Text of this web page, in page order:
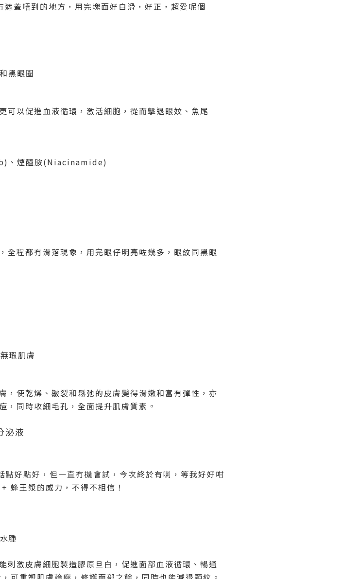
遮蓋唔到的地方，用完塊面好白滑，好正，超愛呢個
黑眼圈
可以促進血液循環，激活細胞，從而擊退眼妏、魚尾
、煙醯胺(Niacinamide)
全程都冇滑落現象，用完眼仔明亮咗幾多，眼紋同黑眼
瑕肌膚
，使乾燥、皺裂和鬆弛的皮膚變得滑嫩和富有彈性，亦
，同時收細毛孔，全面提升肌膚質素。
泌液
點好點好，但一直冇機會試，今次終於有喇，等我好好咁
+ 蜂王漿的威力，不得不相信！
腫
刺激皮膚細胞製造膠原旦白，促進面部血液循環、暢通